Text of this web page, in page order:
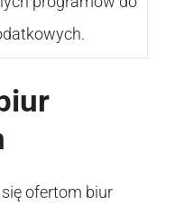
ofertom biur